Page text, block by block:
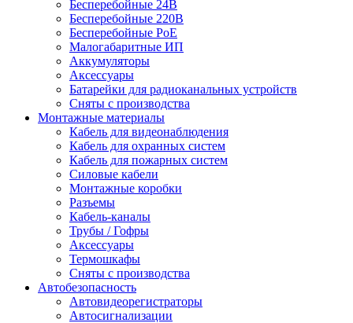
Бесперебойные 24В
Бесперебойные 220В
Бесперебойные PoE
Малогабаритные ИП
Аккумуляторы
Аксессуары
Батарейки для радиоканальных устройств
Сняты с производства
Монтажные материалы
Кабель для видеонаблюдения
Кабель для охранных систем
Кабель для пожарных систем
Силовые кабели
Монтажные коробки
Разъемы
Кабель-каналы
Трубы / Гофры
Аксессуары
Термошкафы
Сняты с производства
Автобезопасность
Автовидеорегистраторы
Автосигнализации